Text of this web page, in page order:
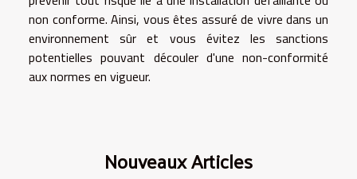
non conforme. Ainsi, vous êtes assuré de vivre dans un
environnement sûr et vous évitez les sanctions
potentielles pouvant découler d'une non-conformité
aux normes en vigueur.
Nouveaux Articles